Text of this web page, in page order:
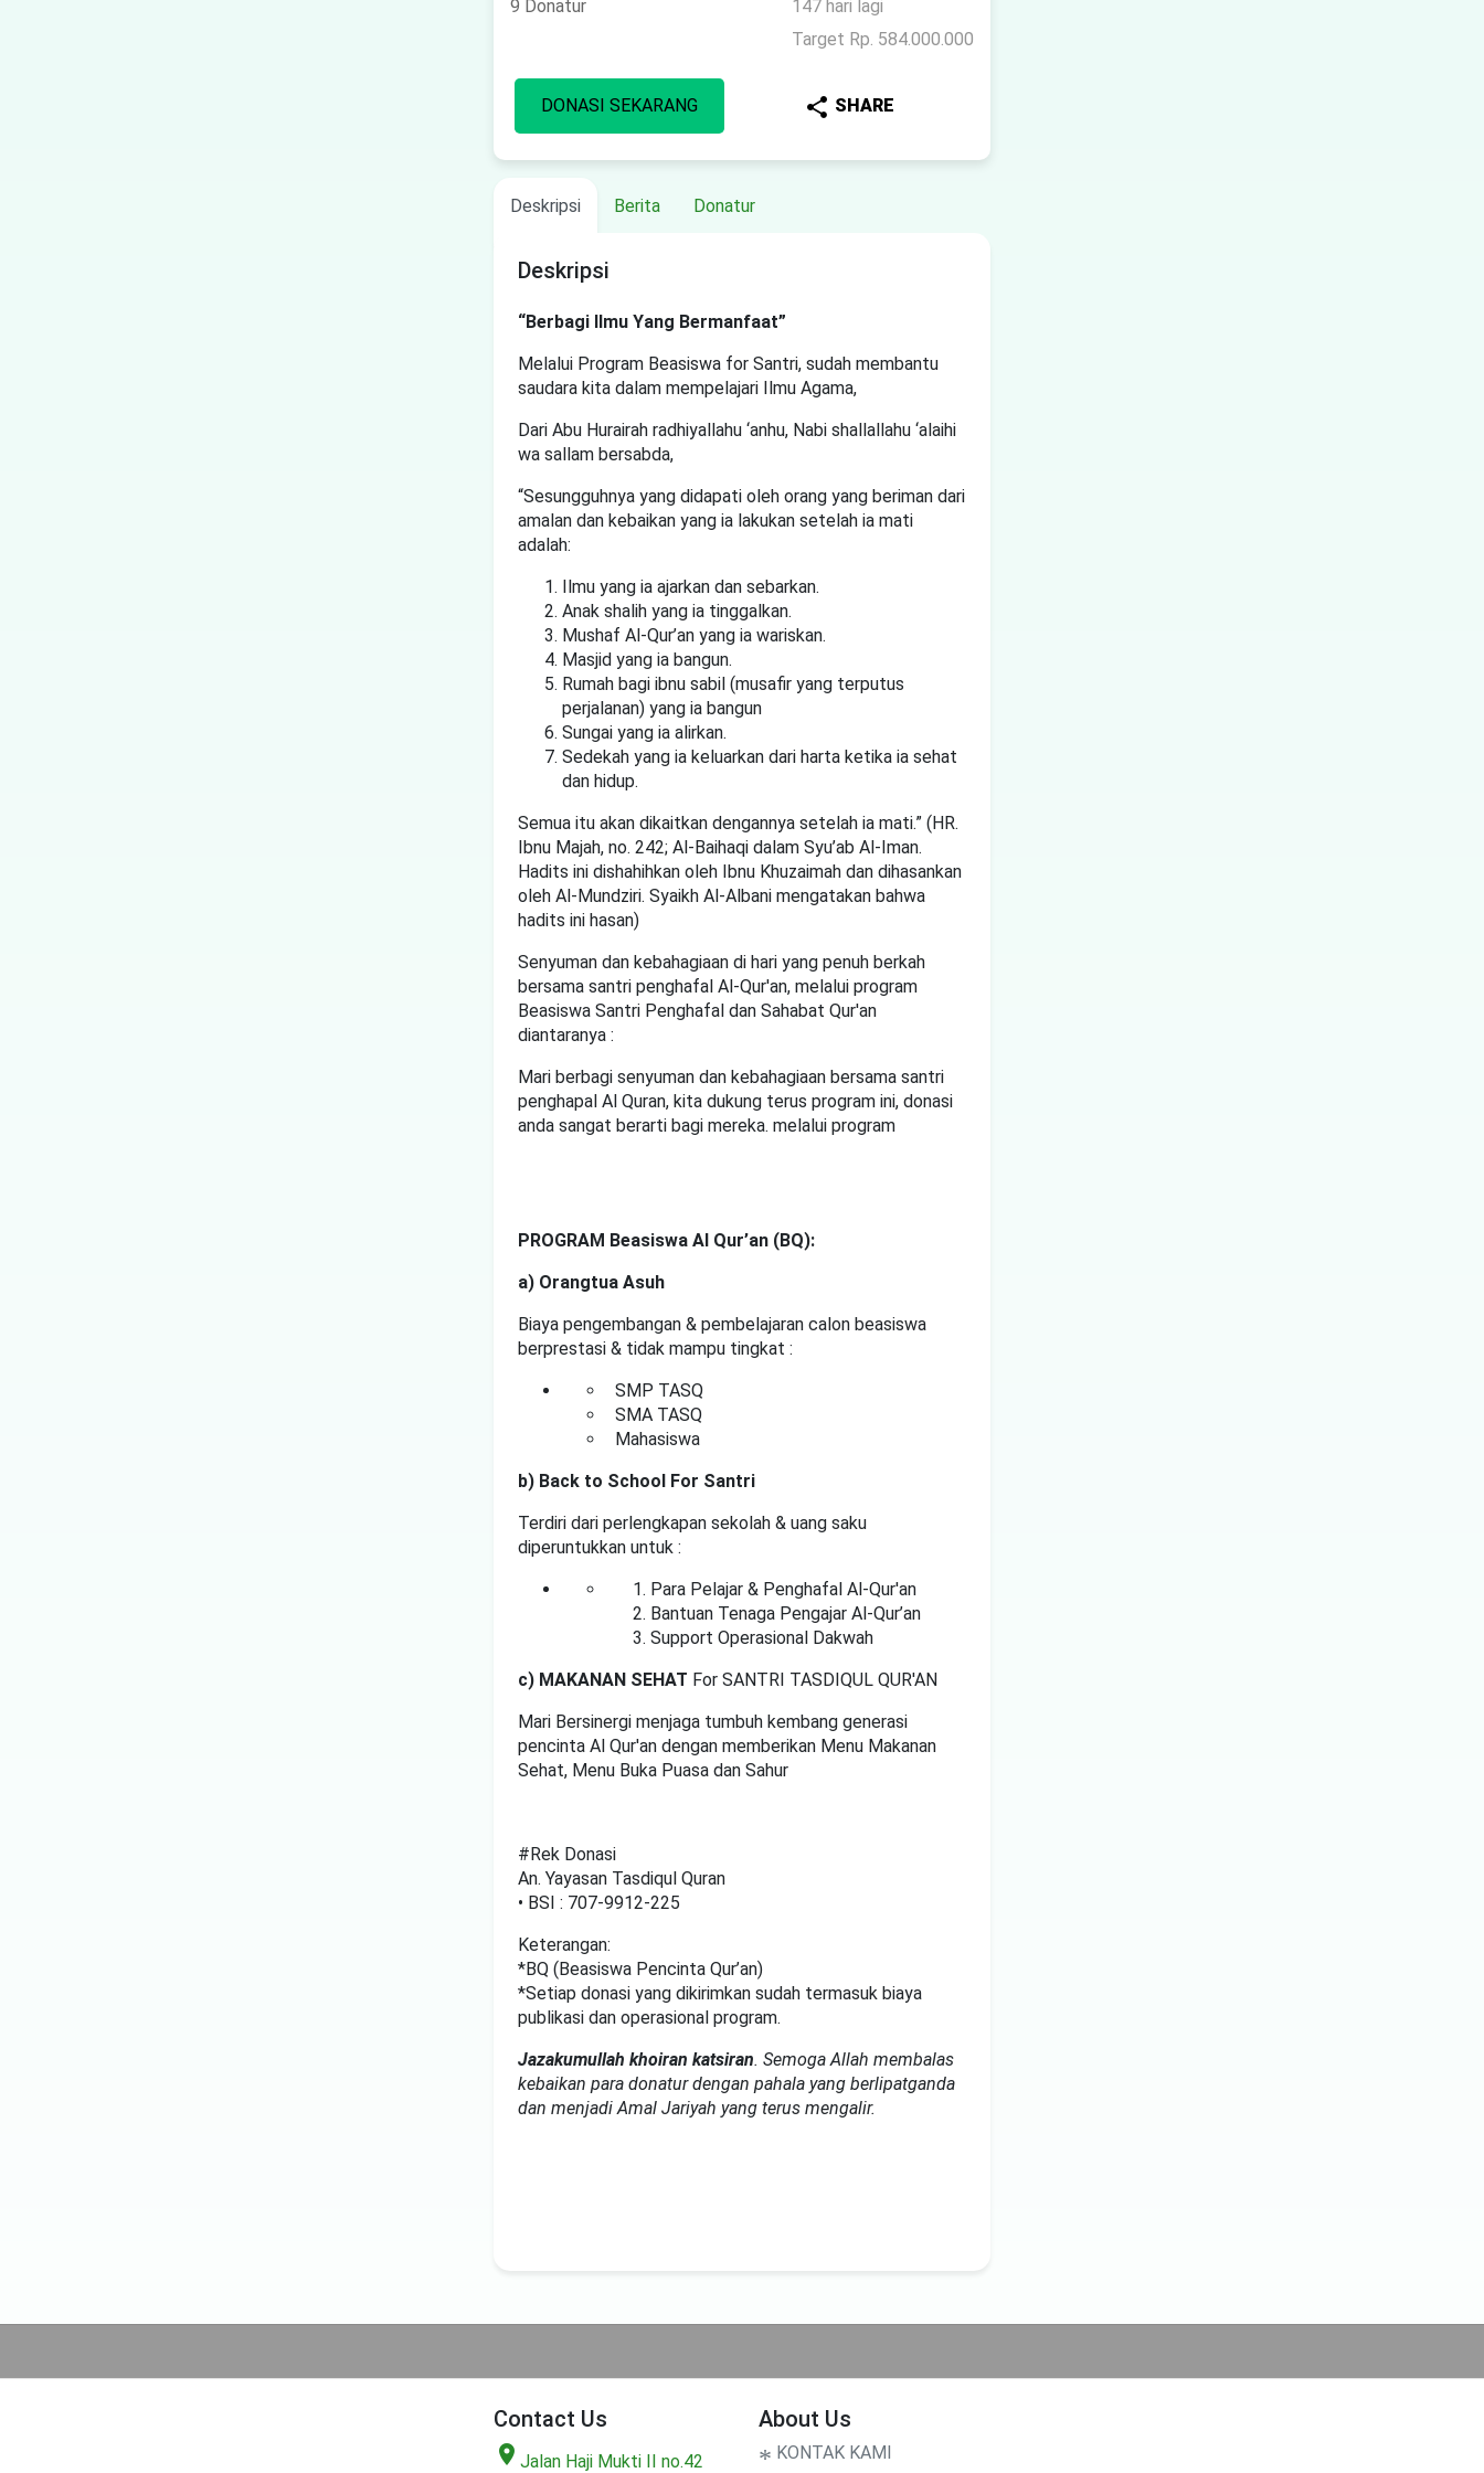
9 Donatur
147 hari lagi
Target Rp. 584.000.000
DONASI SEKARANG share SHARE
Deskripsi Berita Donatur
Deskripsi
“Berbagi Ilmu Yang Bermanfaat”
Melalui Program Beasiswa for Santri, sudah membantu
saudara kita dalam mempelajari Ilmu Agama,
Dari Abu Hurairah radhiyallahu ‘anhu, Nabi shallallahu ‘alaihi
wa sallam bersabda,
“Sesungguhnya yang didapati oleh orang yang beriman dari
amalan dan kebaikan yang ia lakukan setelah ia mati
adalah:
Ilmu yang ia ajarkan dan sebarkan.
Anak shalih yang ia tinggalkan.
Mushaf Al-Qur’an yang ia wariskan.
Masjid yang ia bangun.
Rumah bagi ibnu sabil (musafir yang terputus
perjalanan) yang ia bangun
Sungai yang ia alirkan.
Sedekah yang ia keluarkan dari harta ketika ia sehat
dan hidup.
Semua itu akan dikaitkan dengannya setelah ia mati.” (HR.
Ibnu Majah, no. 242; Al-Baihaqi dalam Syu’ab Al-Iman.
Hadits ini dishahihkan oleh Ibnu Khuzaimah dan dihasankan
oleh Al-Mundziri. Syaikh Al-Albani mengatakan bahwa
hadits ini hasan)
Senyuman dan kebahagiaan di hari yang penuh berkah
bersama santri penghafal Al-Qur'an, melalui program
Beasiswa Santri Penghafal dan Sahabat Qur'an
diantaranya :
Mari berbagi senyuman dan kebahagiaan bersama santri
penghapal Al Quran, kita dukung terus program ini, donasi
anda sangat berarti bagi mereka. melalui program
PROGRAM Beasiswa Al Qur’an (BQ):
a) Orangtua Asuh
Biaya pengembangan & pembelajaran calon beasiswa
berprestasi & tidak mampu tingkat :
SMP TASQ
SMA TASQ
Mahasiswa
b) Back to School For Santri
Terdiri dari perlengkapan sekolah & uang saku
diperuntukkan untuk :
Para Pelajar & Penghafal Al-Qur'an
Bantuan Tenaga Pengajar Al-Qur’an
Support Operasional Dakwah
c) MAKANAN SEHAT For SANTRI TASDIQUL QUR'AN
Mari Bersinergi menjaga tumbuh kembang generasi
pencinta Al Qur'an dengan memberikan Menu Makanan
Sehat, Menu Buka Puasa dan Sahur
#Rek Donasi
An. Yayasan Tasdiqul Quran
• BSI : 707-9912-225
Keterangan:
*BQ (Beasiswa Pencinta Qur’an)
*Setiap donasi yang dikirimkan sudah termasuk biaya
publikasi dan operasional program.
Jazakumullah khoiran katsiran. Semoga Allah membalas
kebaikan para donatur dengan pahala yang berlipatganda
dan menjadi Amal Jariyah yang terus mengalir.
Contact Us
location_on Jalan Haji Mukti II no.42
About Us
* KONTAK KAMI